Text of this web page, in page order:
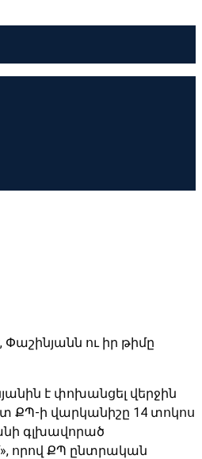
ու իր թիմը
է փոխանցել վերջին
ՔՊ-ի վարկանիշը 14 տոկոս
գլխավորած
որով ՔՊ ընտրական